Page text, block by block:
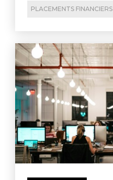
PLACEMENTS FINANCIERS